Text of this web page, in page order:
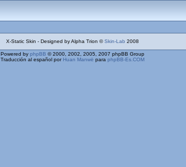
X-Static Skin - Designed by Alpha Trion ©Skin-Lab 2008
Powered by phpBB © 2000, 2002, 2005, 2007 phpBB Group
Traducción al español por Huan Manwë para phpBB-Es.COM